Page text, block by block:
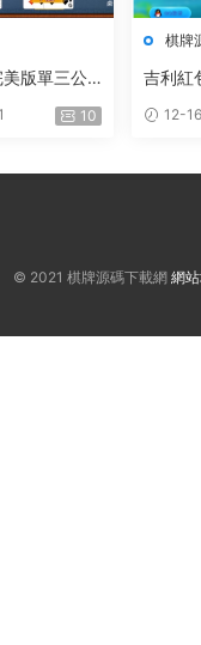
版單三公
10
棋牌
吉利紅
戲
12-16
© 2021 棋牌源碼下載網 網